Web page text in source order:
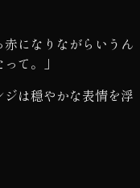
赤になりながらいうん
て。」
は穏やかな表情を浮